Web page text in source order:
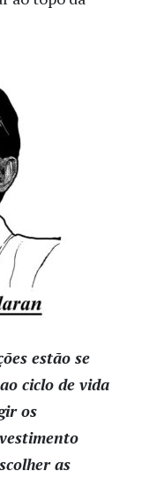
estão se
ciclo de vida
os
as